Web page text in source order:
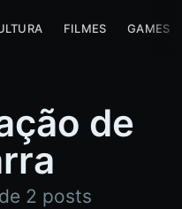
FILMES GAMES
de
2 posts